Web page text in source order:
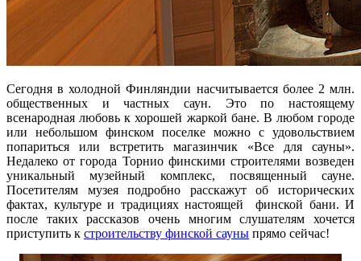
Сегодня в холодной Финляндии насчитывается более 2 млн.
общественных и частных саун. Это по настоящему
всенародная любовь к хорошей жаркой бане. В любом городе
или небольшом финском поселке можно с удовольствием
попариться или встретить магазинчик «Все для сауны».
Недалеко от города Торнио финскими строителями возведен
уникальный музейный комплекс, посвященный сауне.
Посетителям музея подробно расскажут об исторических
фактах, культуре и традициях настоящей финской бани. И
после таких рассказов очень многим слушателям хочется
приступить к строительству финской сауны прямо сейчас!